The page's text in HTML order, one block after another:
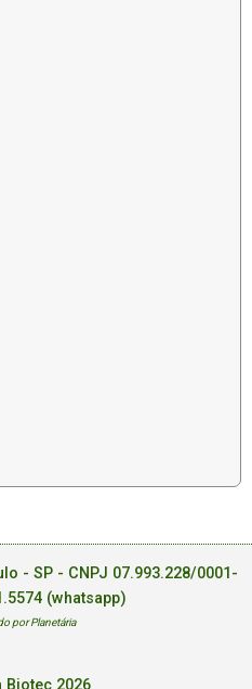
- SP - CNPJ 07.993.228/0001-
(whatsapp)
por Planetária
2026